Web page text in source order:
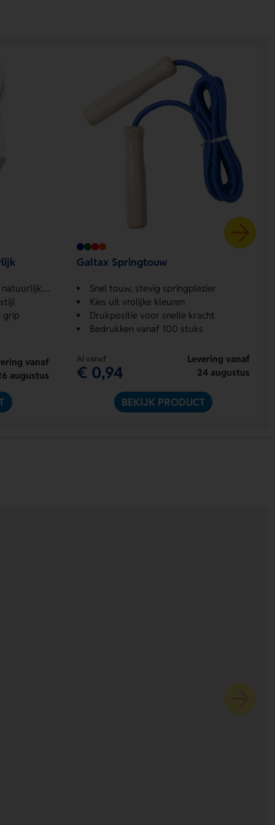
materiaal
grip
vanaf
augustus
Galtax Springtouw
Snel touw, stevig springplezier
Kies uit vrolijke kleuren
Drukpositie voor snelle kracht
Bedrukken vanaf 100 stuks
Al vanaf
€ 0,94
Levering vanaf
24 augustus
BEKIJK PRODUCT